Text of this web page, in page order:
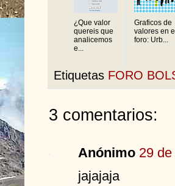
¿Que valor
quereis que
analicemos
e...
Graficos de
valores en el
foro: Urb...
Etiquetas FORO
3 comentarios:
Anónimo 29
jajajaja